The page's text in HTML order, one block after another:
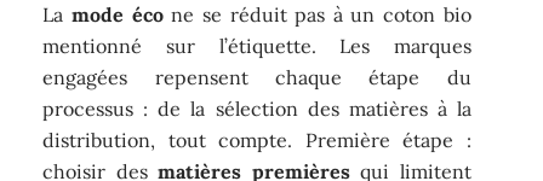
La mode écone se réduit pas à un coton bio
mentionné sur l’étiquette. Les marques
engagées repensent chaque étape du
processus : de la sélection des matières à la
distribution, tout compte. Première étape :
choisir desmatières premièresqui limitent